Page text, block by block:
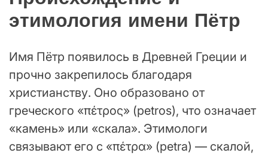
этимология имени Пётр
Имя Пётр появилось в Древней Греции и
прочно закрепилось благодаря
христианству. Оно образовано от
греческого «πέτρος» (petros), что означает
«камень» или «скала». Этимологи
связывают его с «πέτρα» (petra) — скалой,